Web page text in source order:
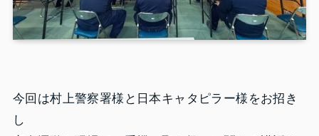
今回は村上警察署様と日本キャタピラー様をお招き
し